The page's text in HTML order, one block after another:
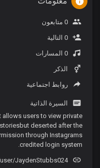
الذكر
روابط اجتماعية
السيرة الذاتية
users to view private
deserted after the
through Instagrams
credited login system.
JaydenStubbs024/